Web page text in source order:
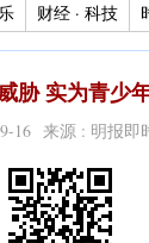
财经 · 科技
胁 实为青少
16 来源 : 明报即